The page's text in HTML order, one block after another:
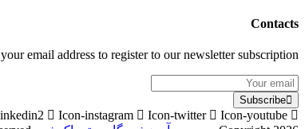
Contacts
email address to register to our newsletter subscription
Subscribe
Icon-instagram Icon-twitter
Icon-youtube